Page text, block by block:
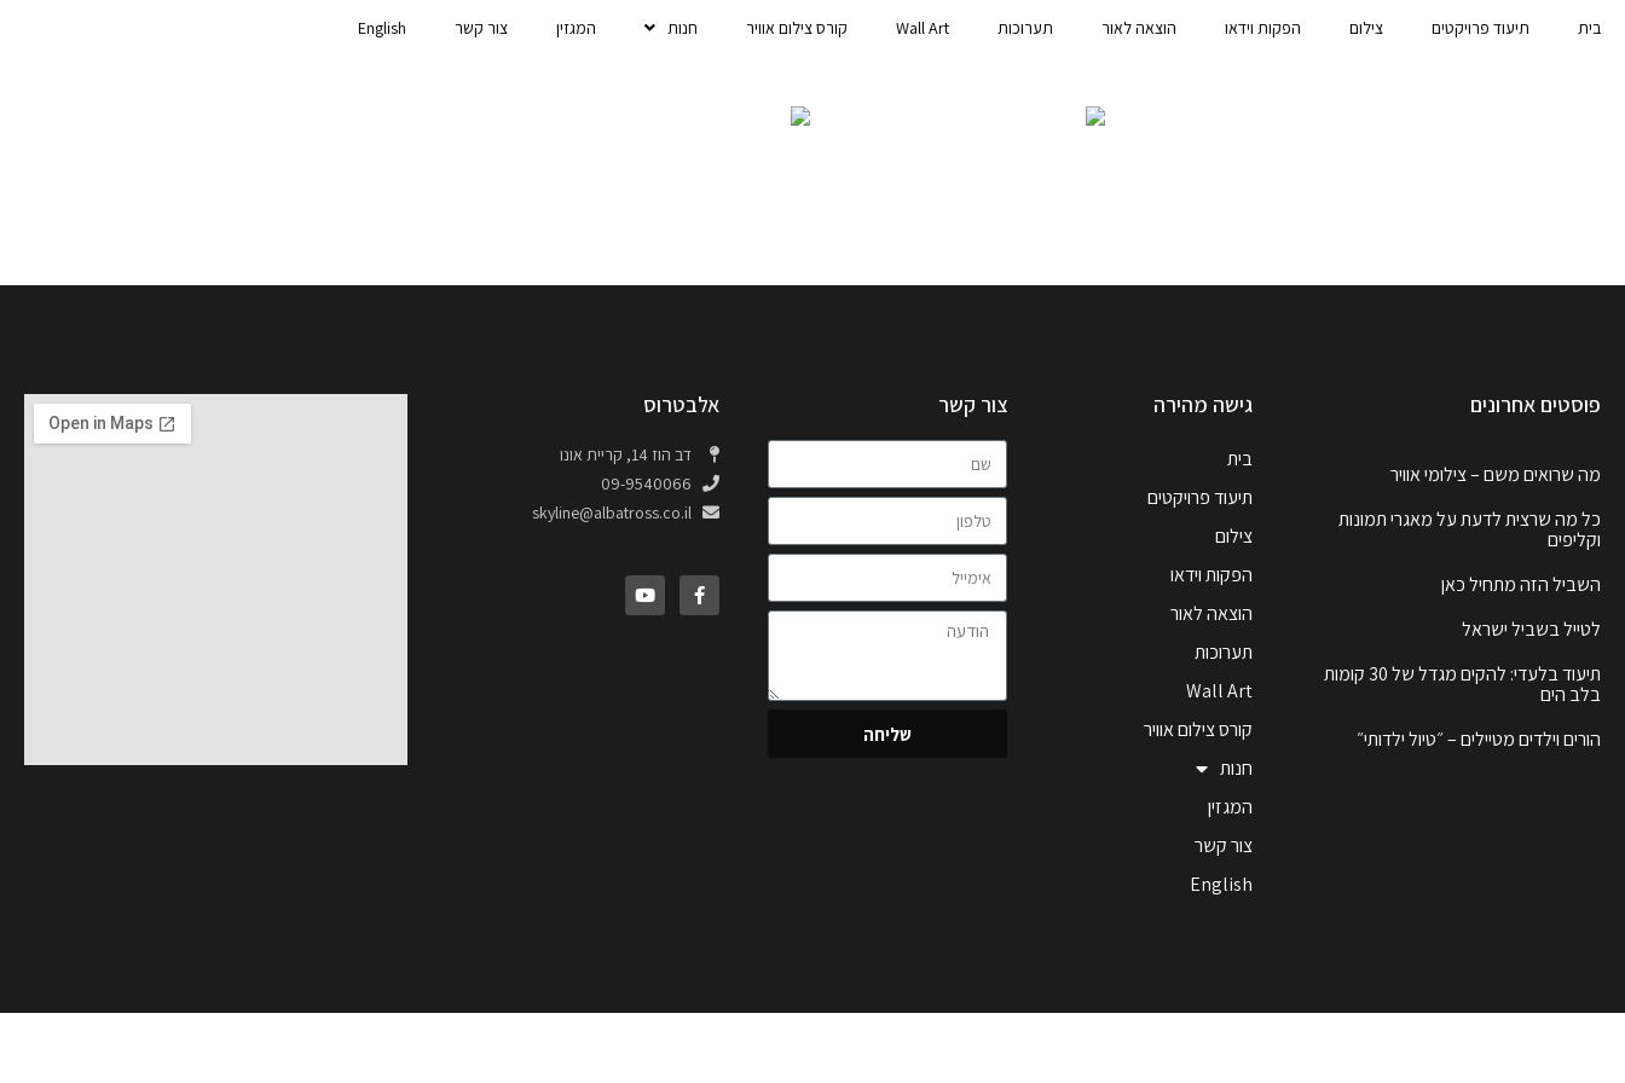
בית תיעוד פרויקטים צילום הפקות וידאו הוצאה לאור תערוכות Wall Art קורס צילום אוויר חנות המגזין צור קשר English
פוסטים אחרונים
מה שרואים משם – צילומי אוויר
כל מה שרצית לדעת על מאגרי תמונות
וקליפים
השביל הזה מתחיל כאן
לטייל בשביל ישראל
תיעוד בלעדי: להקים מגדל של 30 קומות
בלב הים
הורים וילדים מטיילים – ״טיול ילדותי״
גישה מהירה
בית
תיעוד פרויקטים
צילום
הפקות וידאו
הוצאה לאור
תערוכות
Wall Art
קורס צילום אוויר
חנות
המגזין
צור קשר
English
צור קשר
שליחה
אלבטרוס
דב הוז 14, קריית אונו
09-9540066
skyline@albatross.co.il